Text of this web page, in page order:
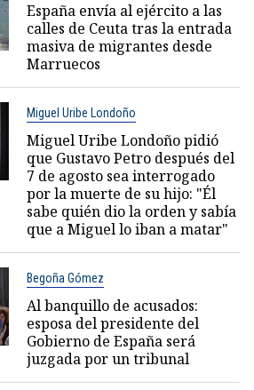
España envía al ejército a las
calles de Ceuta tras la entrada
masiva de migrantes desde
Marruecos
Miguel Uribe Londoño
Miguel Uribe Londoño pidió
que Gustavo Petro después del
7 de agosto sea interrogado
por la muerte de su hijo: "Él
sabe quién dio la orden y sabía
que a Miguel lo iban a matar"
Begoña Gómez
Al banquillo de acusados:
esposa del presidente del
Gobierno de España será
juzgada por un tribunal